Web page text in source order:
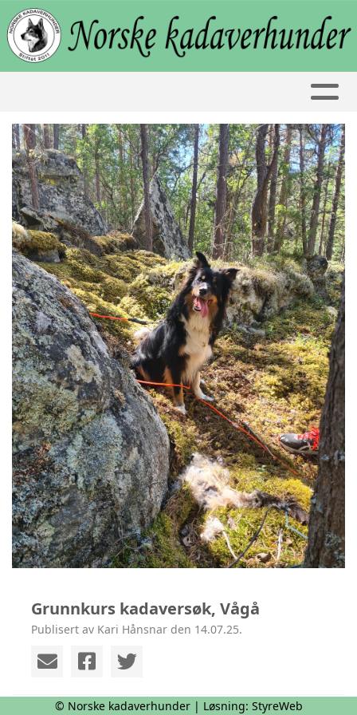
Grunnkurs kadaversøk, Vågå
Publisert av Kari Hånsnar den 14.07.25.
© Norske kadaverhunder | Løsning: StyreWeb